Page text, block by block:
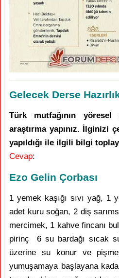
Gelecek Derse
Türk mutfağının
araştırma yapınız. İlginizi
yapıldığı ile ilgili bilgi
Cevap:
Ezo Gelin Çorbası
1 yemek kaşığı sıvı yağ, 1
adet kuru soğan, 2 diş
mercimek, 1 kahve fincanı
pirinç 6 su bardağı sıcak
üzerine su konur ve
yumuşamaya başlayana